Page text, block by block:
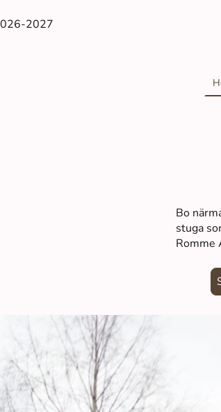
2027
Bo
stuga
Romme